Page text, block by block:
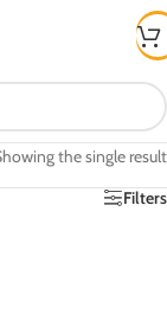
the single result
Filters